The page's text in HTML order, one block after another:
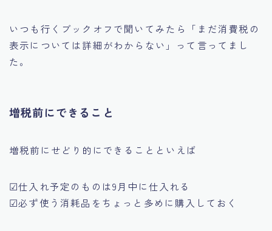
いつも行くブックオフで聞いてみたら
「まだ消費税の
表示については詳細がわからない」
って言ってまし
た。
増税前にできること
増税前にせどり的にできることといえば
☑仕入れ予定のものは9月中に仕入れる
☑必ず使う消耗品をちょっと多めに購入しておく